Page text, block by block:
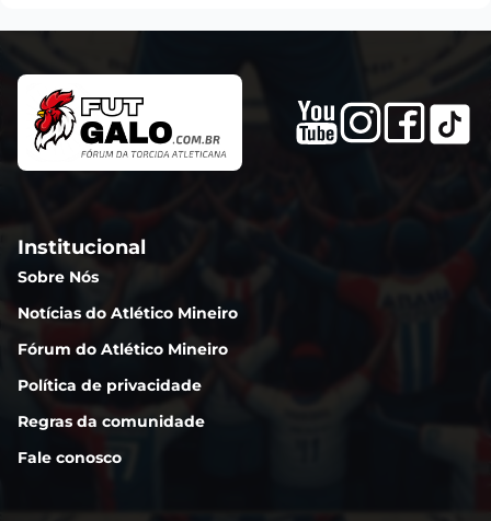
Institucional
Sobre Nós
Notícias do Atlético Mineiro
Fórum do Atlético Mineiro
Política de privacidade
Regras da comunidade
Fale conosco